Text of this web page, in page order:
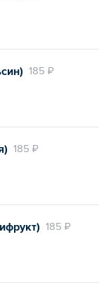
185 ₽
185 ₽
185 ₽